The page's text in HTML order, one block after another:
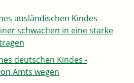
ausländischen Kindes -
schwachen in eine starke
deutschen Kindes -
Amts wegen